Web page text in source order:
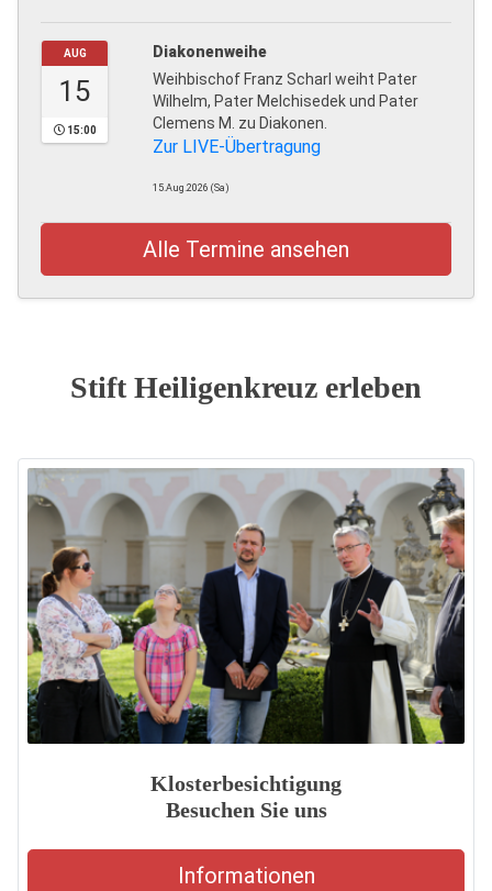
AUG
15
15:00
Diakonenweihe
Weihbischof Franz Scharl weiht Pater
Wilhelm, Pater Melchisedek und Pater
Clemens M. zu Diakonen.
Zur LIVE-Übertragung
15.Aug.2026 (Sa)
Alle Termine ansehen
Stift Heiligenkreuz erleben
Klosterbesichtigung
Besuchen Sie uns
Informationen